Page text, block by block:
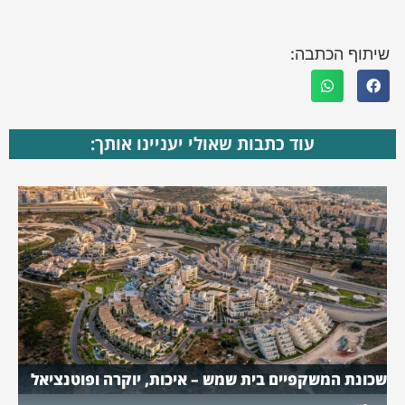
שיתוף הכתבה:
עוד כתבות שאולי יעניינו אותך:
שכונת המשקפיים בית שמש – איכות, יוקרה ופוטנציאל